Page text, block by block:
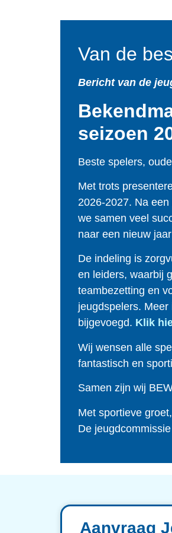
Van de
Bericht van de
seizoen
Beste spelers,
Met trots
2026-2027. Na
we samen veel
naar een nieuw
De indeling is
en leiders, waarbij
teambezetting en
jeugdspelers.
bijgevoegd. Klik
Wij wensen alle
fantastisch en
Samen zijn wij
Met sportieve groet,
De
Aanvraag